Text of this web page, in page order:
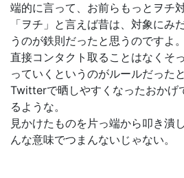
端的に言って、お前らもっとヲチ
「ヲチ」と言えば昔は、対象にみ
うのが鉄則だったと思うのですよ。
直接コンタクト取ることはなくそ
っていくというのがルールだった
Twitterで晒しやすくなったおかげ
るような。
見かけたものを片っ端から叩き潰
んな意味でつまんないじゃない。